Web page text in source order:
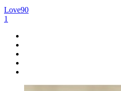
Love90
1